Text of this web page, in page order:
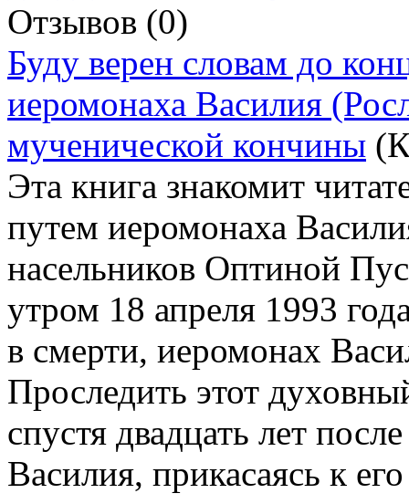
Отзывов (0)
Буду верен словам до
иеромонаха Василия
мученической кончины
Эта книга знакомит
путем иеромонаха
насельников Оптиной
утром 18 апреля 1993
в смерти, иеромонах
Проследить этот
спустя двадцать лет
Василия, прикасаясь к